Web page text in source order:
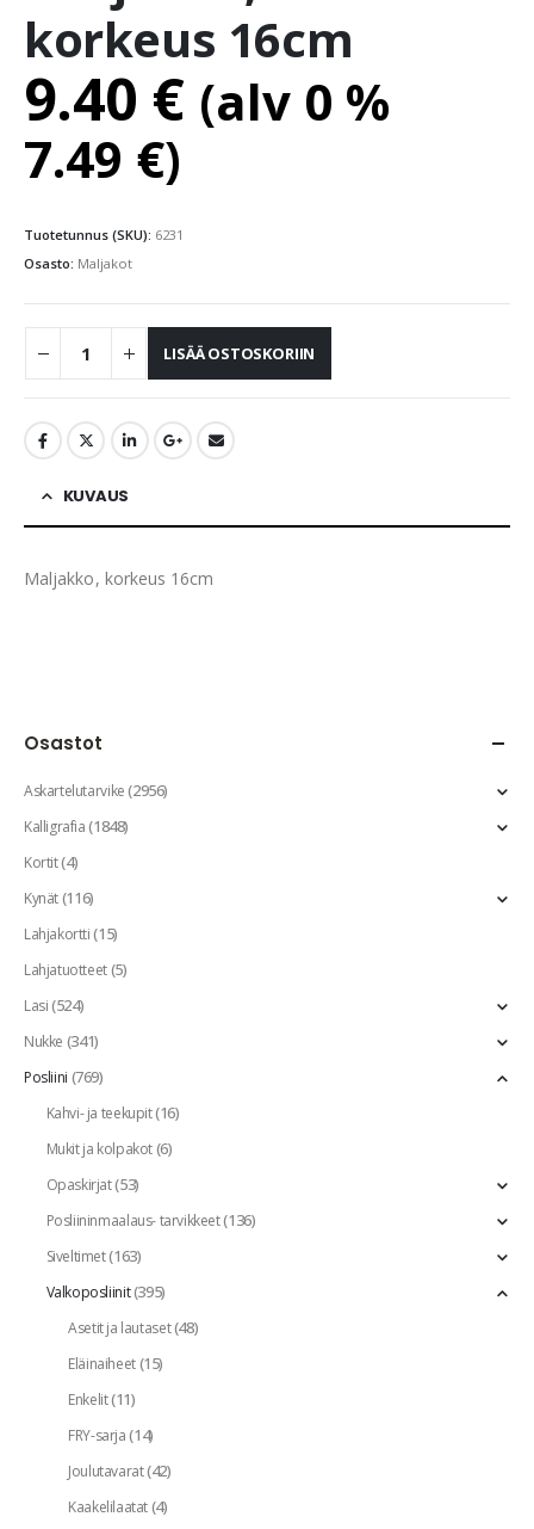
korkeus 16cm
9.40 € (alv 0 %
7.49 €)
Tuotetunnus (SKU): 6231
Osasto: Maljakot
LISÄÄ OSTOSKORIIN
KUVAUS
Maljakko, korkeus 16cm
Osastot
Askartelutarvike(2956)
Kalligrafia(1848)
Kortit(4)
Kynät(116)
Lahjakortti(15)
Lahjatuotteet(5)
Lasi(524)
Nukke (341)
Posliini (769)
Kahvi- ja teekupit(16)
Mukit ja kolpakot(6)
Opaskirjat(53)
Posliininmaalaus- tarvikkeet(136)
Siveltimet(163)
Valkoposliinit(395)
Asetit ja lautaset(48)
Eläinaiheet(15)
Enkelit(11)
FRY-sarja(14)
Joulutavarat(42)
Kaakelilaatat(4)